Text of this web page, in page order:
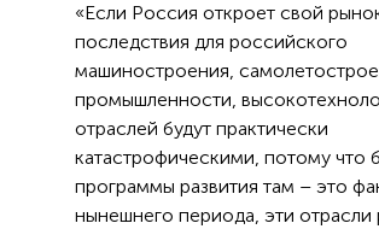
«Если Россия откроет свой
последствия для российского
машиностроения,
промышленности,
отраслей будут практически
катастрофическими, потому что
программы развития там – это
нынешнего периода, эти отрасли